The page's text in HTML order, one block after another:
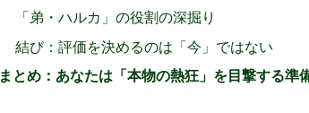
「弟・ハルカ」の役割の深掘り
結び：評価を決めるのは「今」ではない
まとめ：あなたは「本物の熱狂」を目撃する準